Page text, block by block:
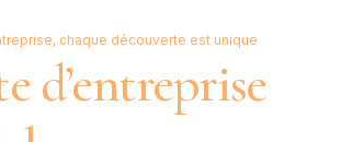
chaque découverte est unique
d’entreprise